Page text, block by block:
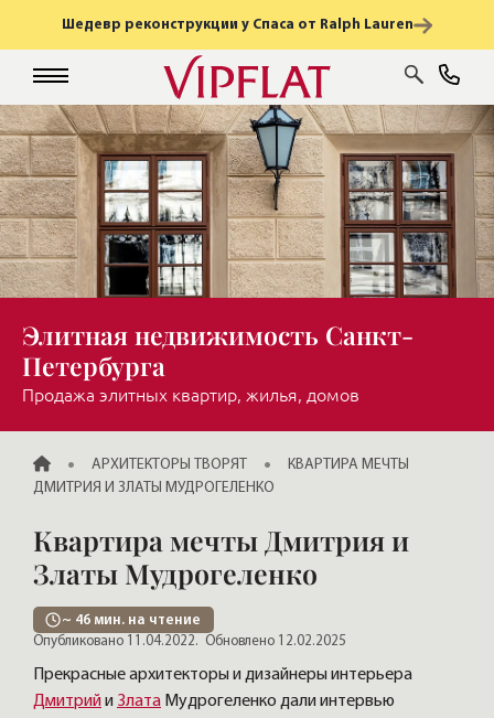
Шедевр реконструкции у Спаса от Ralph Lauren
Элитная недвижимость Санкт-
Петербурга
Продажа элитных квартир, жилья, домов
ГЛАВНАЯАРХИТЕКТОРЫ ТВОРЯТ
КВАРТИРА МЕЧТЫ
ДМИТРИЯ И ЗЛАТЫ МУДРОГЕЛЕНКО
Квартира мечты Дмитрия и
Златы Мудрогеленко
~ 46 мин. на чтение
Опубликовано 11.04.2022. Обновлено 12.02.2025
Прекрасные архитекторы и дизайнеры интерьера
Дмитрийи Злата Мудрогеленко дали интервью